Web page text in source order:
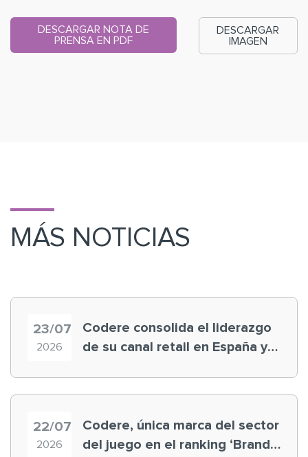
DESCARGAR NOTA DE
PRENSA EN PDF
DESCARGAR
IMAGEN
MÁS NOTICIAS
23/07
2026
Codere consolida el liderazgo
de su canal retail en España y
22/07
2026
Codere, única marca del sector
del juego en el ranking ‘Brand